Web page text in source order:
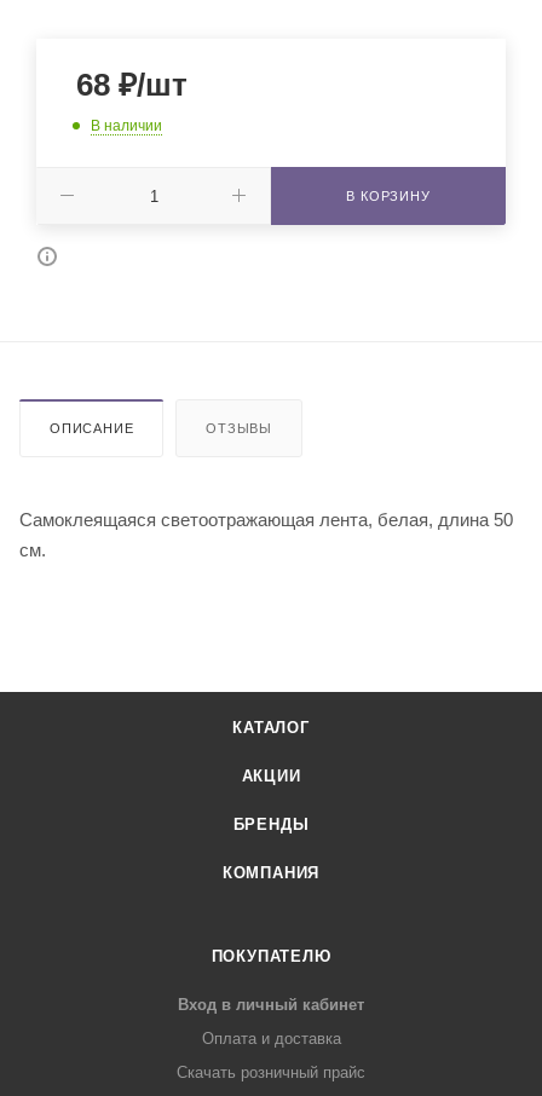
68 ₽/шт
В наличии
В КОРЗИНУ
ОПИСАНИЕ ОТЗЫВЫ
Cамоклеящаяся светоотражающая лента, белая, длина 50
см.
КАТАЛОГ
АКЦИИ
БРЕНДЫ
КОМПАНИЯ
ПОКУПАТЕЛЮ
Вход в личный кабинет
Оплата и доставка
Скачать розничный прайс